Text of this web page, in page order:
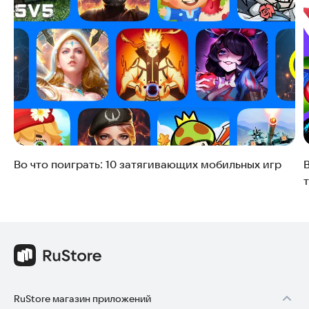
Мечты: Новые вершины» требуют регулярного
захода в игру.
возможность купить pro-версию приложения, чтобы
отключить рекламу или получить доступ к
расширенному функционалу. Лучше уточнять это в
описании приложения перед загрузкой.
Во что поиграть: 10 затягивающих мобильных игр
RuStore магазин приложений